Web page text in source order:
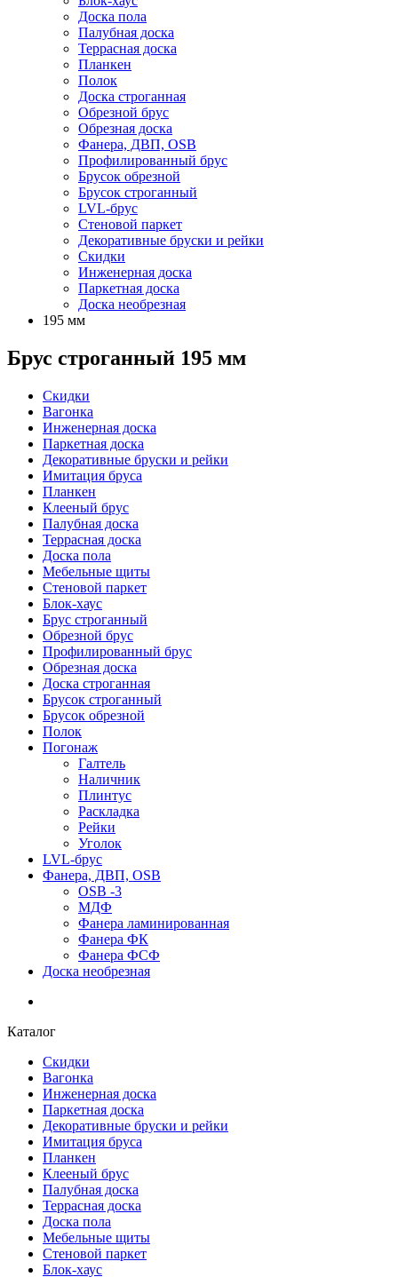
Доска пола
Палубная доска
Террасная доска
Планкен
Полок
Доска строганная
Обрезной брус
Обрезная доска
Фанера, ДВП, OSB
Профилированный брус
Брусок обрезной
Брусок строганный
LVL-брус
Стеновой паркет
Декоративные бруски и рейки
Скидки
Инженерная доска
Паркетная доска
Доска необрезная
195 мм
Брус строганный 195 мм
Скидки
Вагонка
Инженерная доска
Паркетная доска
Декоративные бруски и рейки
Имитация бруса
Планкен
Клееный брус
Палубная доска
Террасная доска
Доска пола
Мебельные щиты
Стеновой паркет
Блок-хаус
Брус строганный
Обрезной брус
Профилированный брус
Обрезная доска
Доска строганная
Брусок строганный
Брусок обрезной
Полок
Погонаж
Галтель
Наличник
Плинтус
Раскладка
Рейки
Уголок
LVL-брус
Фанера, ДВП, OSB
OSB -3
МДФ
Фанера ламинированная
Фанера ФК
Фанера ФСФ
Доска необрезная
Каталог
Скидки
Вагонка
Инженерная доска
Паркетная доска
Декоративные бруски и рейки
Имитация бруса
Планкен
Клееный брус
Палубная доска
Террасная доска
Доска пола
Мебельные щиты
Стеновой паркет
Блок-хаус